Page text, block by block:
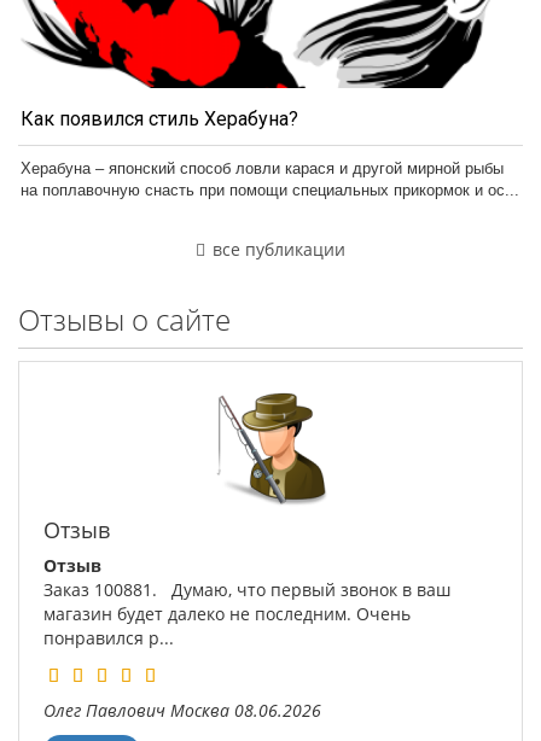
Как появился стиль Херабуна?
Херабуна – японский способ ловли карася и другой мирной рыбы
на поплавочную снасть при помощи специальных прикормок и ос...
все публикации
Отзывы о сайте
Отзыв
Отзыв
Заказ 100881. Думаю, что первый звонок в ваш
магазин будет далеко не последним. Очень
понравился р...
Олег Павлович Москва 08.06.2026